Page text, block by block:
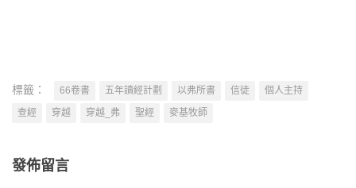
標籤： 66卷書 五年讀經計劃 以弗所書 信徒
個人主持
查經
穿越 穿越_弗 聖經 麥基牧師
發佈留言